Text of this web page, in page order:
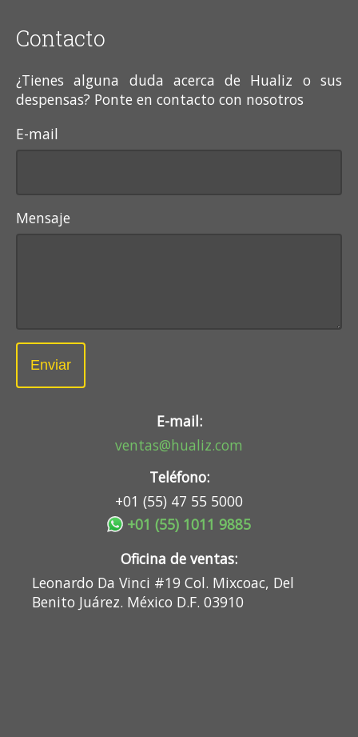
Contacto
¿Tienes alguna duda acerca de Hualiz o sus
despensas? Ponte en contacto con nosotros
E-mail
Mensaje
Enviar
E-mail:
ventas@hualiz.com
Teléfono:
+01 (55) 47 55 5000
+01 (55) 1011 9885
Oficina de ventas:
Leonardo Da Vinci #19 Col. Mixcoac, Del
Benito Juárez. México D.F. 03910